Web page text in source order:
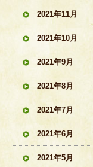
2021年11月
2021年10月
2021年9月
2021年8月
2021年7月
2021年6月
2021年5月